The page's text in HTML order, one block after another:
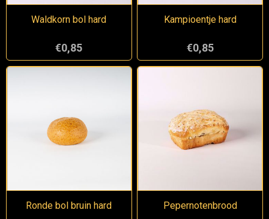
Waldkorn bol hard
€0,85
Kampioentje hard
€0,85
Ronde bol bruin hard Pepernotenbrood